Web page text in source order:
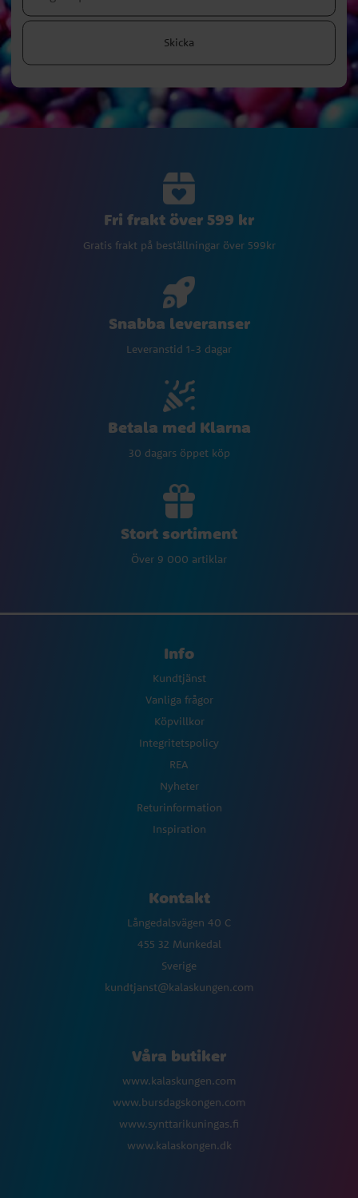
Skicka
Fri frakt över 599 kr
Gratis frakt på beställningar över 599kr
Snabba leveranser
Leveranstid 1-3 dagar
Betala med Klarna
30 dagars öppet köp
Stort sortiment
Över 9 000 artiklar
Info
Kundtjänst
Vanliga frågor
Köpvillkor
Integritetspolicy
REA
Nyheter
Returinformation
Inspiration
Kontakt
Långedalsvägen 40 C
455 32 Munkedal
Sverige
kundtjanst@kalaskungen.com
Våra butiker
www.kalaskungen.com
www.bursdagskongen.com
www.synttarikuningas.fi
www.kalaskongen.dk